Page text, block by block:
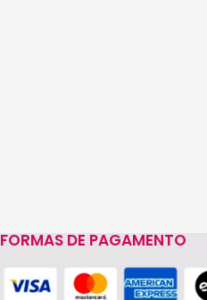
FORMAS DE PAGAMENTO